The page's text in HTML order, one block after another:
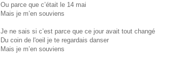
Ou parce que c’était le 14 mai
Mais je m’en souviens
Je ne sais si c’est parce que ce jour avait tout changé
Du coin de l'oeil je te regardais danser
Mais je m’en souviens